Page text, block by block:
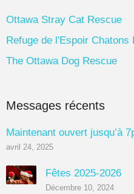
Ottawa Stray Cat Rescue
Refuge de l'Espoir Chatons
The Ottawa Dog Rescue
Messages récents
Maintenant ouvert jusqu’à
avril 24, 2025
Fêtes 2025-2026
Décembre 10, 2024